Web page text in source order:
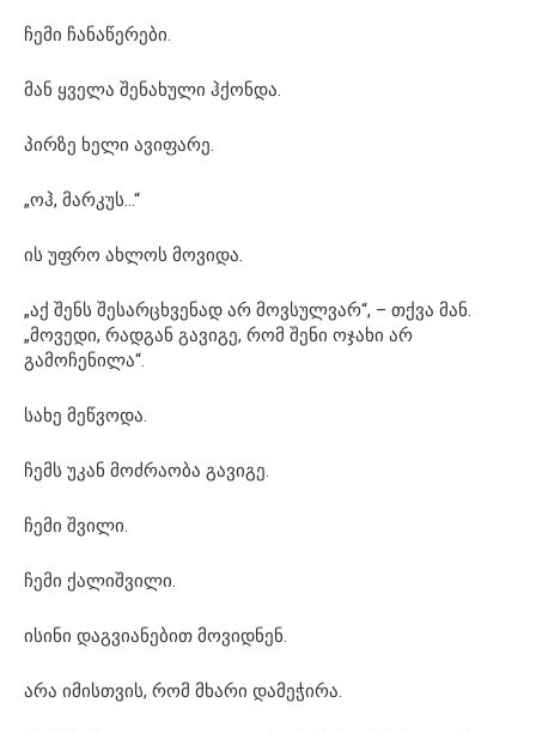
ჩემი ჩანაწერები.
მან ყველა შენახული ჰქონდა.
პირზე ხელი ავიფარე.
„ოჰ, მარკუს…“
ის უფრო ახლოს მოვიდა.
„აქ შენს შესარცხვენად არ მოვსულვარ“, – თქვა მან.
„მოვედი, რადგან გავიგე, რომ შენი ოჯახი არ
გამოჩენილა“.
სახე მეწვოდა.
ჩემს უკან მოძრაობა გავიგე.
ჩემი შვილი.
ჩემი ქალიშვილი.
ისინი დაგვიანებით მოვიდნენ.
არა იმისთვის, რომ მხარი დამეჭირა.